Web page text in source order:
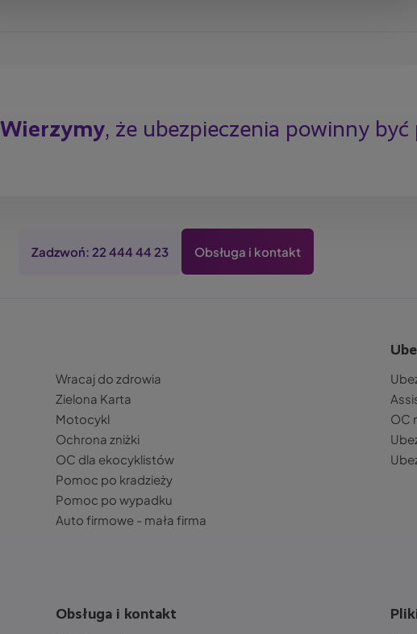
Wierzymy, że ubezpieczenia powinny być
Zadzwoń: 22 444 44 23 Obsługa i kontakt
Wracaj do zdrowia
Zielona Karta
Motocykl
Ochrona zniżki
OC dla ekocyklistów
Pomoc po kradzieży
Pomoc po wypadku
Auto firmowe - mała firma
OC
Obsługa i kontakt